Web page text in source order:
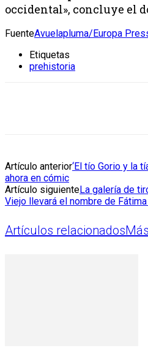
occidental», concluye el
FuenteAvuelapluma/Europa
Etiquetas
prehistoria
Artículo anterior‘El tío Gorio y la
ahora en cómic
Artículo siguienteLa galería de
Viejo llevará el nombre de
Artículos relacionados